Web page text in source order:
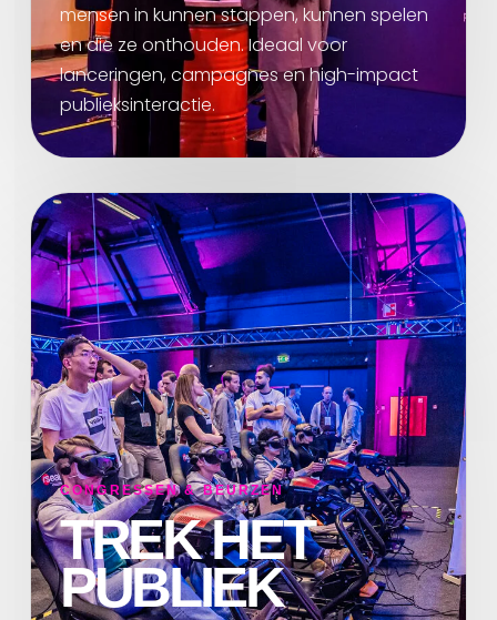
mensen in kunnen stappen, kunnen spelen
en die ze onthouden. Ideaal voor
lanceringen, campagnes en high-impact
publieksinteractie.
CONGRESSEN & BEURZEN
TREK HET
PUBLIEK